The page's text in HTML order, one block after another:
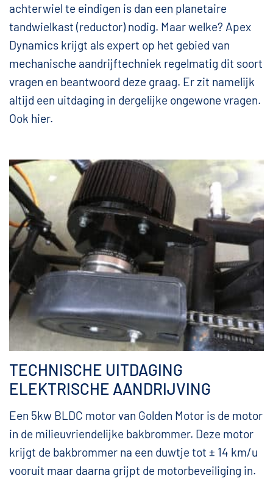
achterwiel te eindigen is dan een planetaire
tandwielkast (reductor) nodig. Maar welke? Apex
Dynamics krijgt als expert op het gebied van
mechanische aandrijftechniek regelmatig dit soort
vragen en beantwoord deze graag. Er zit namelijk
altijd een uitdaging in dergelijke ongewone vragen.
Ook hier.
TECHNISCHE UITDAGING
ELEKTRISCHE AANDRIJVING
Een 5kw BLDC motor van Golden Motor is de motor
in de milieuvriendelijke bakbrommer. Deze motor
krijgt de bakbrommer na een duwtje tot ± 14 km/u
vooruit maar daarna grijpt de motorbeveiliging in.